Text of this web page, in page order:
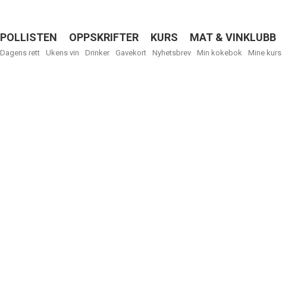
Menu
POLLISTEN OPPSKRIFTER KURS MAT & VINKLUBB
Dagens rett Ukens vin Drinker Gavekort Nyhetsbrev Min kokebok Mine kurs